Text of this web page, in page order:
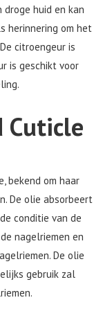
huid en kan
herinnering om het
citroengeur is
is geschikt voor
Cuticle
bekend om haar
De olie absorbeert
conditie van de
nagelriemen en
De olie
gebruik zal